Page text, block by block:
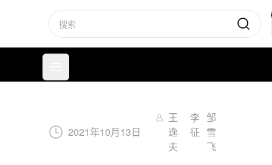
标普信评
2021年10月13日
王
逸
夫
李
征
邹
雪
飞